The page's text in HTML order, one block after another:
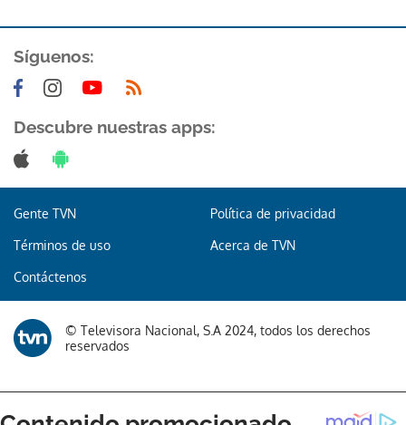
Síguenos:
Descubre nuestras apps:
Gente TVN Política de privacidad
Términos de uso Acerca de TVN
Contáctenos
© Televisora Nacional, S.A 2024, todos los derechos
reservados